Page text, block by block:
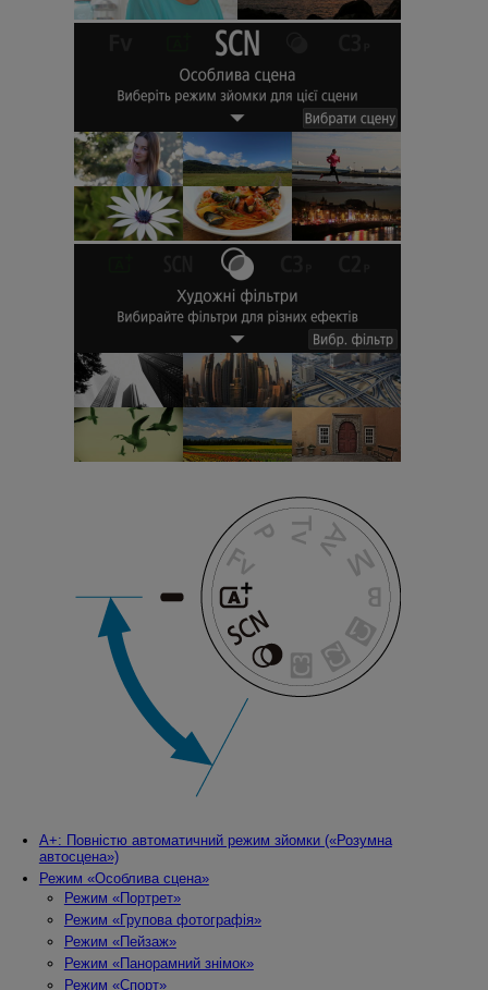
A+: Повністю автоматичний режим зйомки («Розумна
автосцена»)
Режим «Особлива сцена»
Режим «Портрет»
Режим «Групова фотографія»
Режим «Пейзаж»
Режим «Панорамний знімок»
Режим «Спорт»